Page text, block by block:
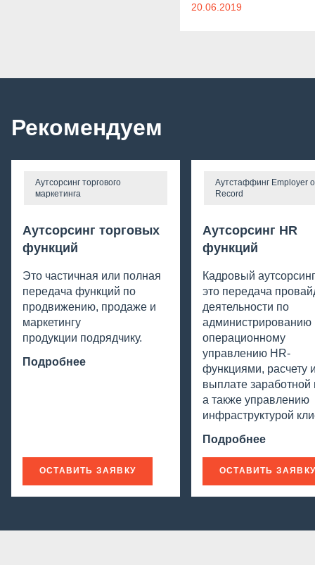
20.06.2019
Рекомендуем
Аутсорсинг торгового
маркетинга
Аутсорсинг торговых
функций
Это частичная или полная
передача функций по
продвижению, продаже и
маркетингу
продукции подрядчику.
Подробнее
ОСТАВИТЬ ЗАЯВКУ
Аутстаффинг Employer
Record
Аутсорсинг HR
функций
Кадровый
это передача
деятельности по
администрированию
операционному
управлению HR-
функциями, расчету
выплате заработной
а также управлению
инфраструктурой
Подробнее
ОСТАВИТЬ ЗАЯВКУ